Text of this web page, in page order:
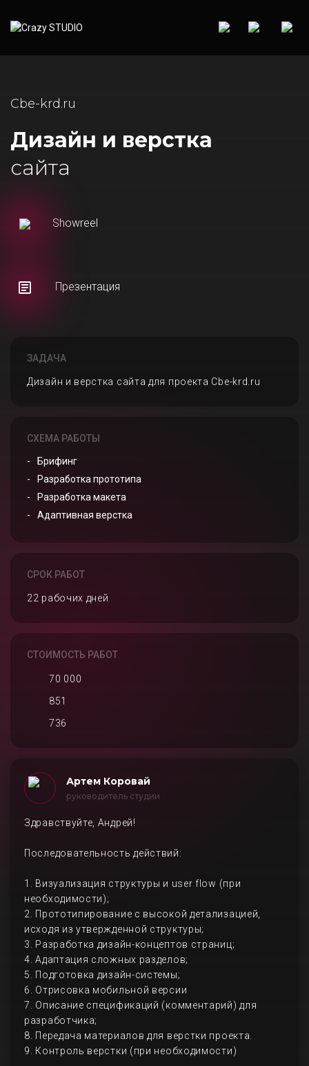
Cbe-krd.ru
Дизайн и верстка
сайта
Showreel
Презентация
ЗАДАЧА
Дизайн и верстка сайта для проекта Cbe-krd.ru
СХЕМА РАБОТЫ
Брифинг
Разработка прототипа
Разработка макета
Адаптивная верстка
СРОК РАБОТ
22 рабочих дней
СТОИМОСТЬ РАБОТ
70 000
851
736
Артем Коровай
руководитель студии
Здравствуйте, Андрей!
Последовательность действий:
1. Визуализация структуры и user flow (при
необходимости);
2. Прототипирование с высокой детализацией,
исходя из утвержденной структуры;
3. Разработка дизайн-концептов страниц;
4. Адаптация сложных разделов;
5. Подготовка дизайн-системы;
6. Отрисовка мобильной версии
7. Описание спецификаций (комментарий) для
разработчика;
8. Передача материалов для верстки проекта.
9. Контроль верстки (при необходимости)